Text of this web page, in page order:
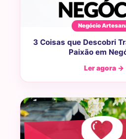
Negócio
3 Coisas que Descobri
Paixão em
Ler agora →